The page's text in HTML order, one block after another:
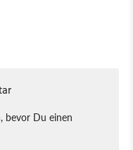
, bevor Du einen